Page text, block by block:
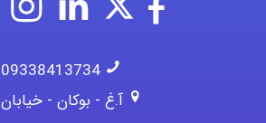
09338413734
آ.غ - بوکان - خیابان 55